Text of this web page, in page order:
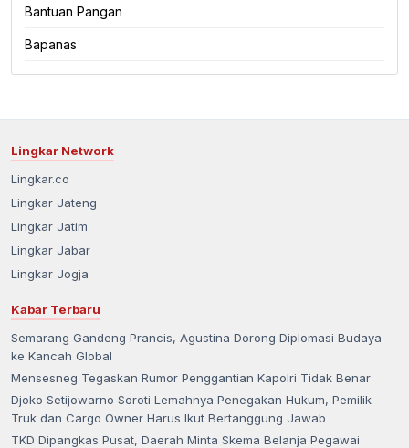
Bantuan Pangan
Bapanas
Lingkar Network
Lingkar.co
Lingkar Jateng
Lingkar Jatim
Lingkar Jabar
Lingkar Jogja
Kabar Terbaru
Semarang Gandeng Prancis, Agustina Dorong Diplomasi Budaya
ke Kancah Global
Mensesneg Tegaskan Rumor Penggantian Kapolri Tidak Benar
Djoko Setijowarno Soroti Lemahnya Penegakan Hukum, Pemilik
Truk dan Cargo Owner Harus Ikut Bertanggung Jawab
TKD Dipangkas Pusat, Daerah Minta Skema Belanja Pegawai